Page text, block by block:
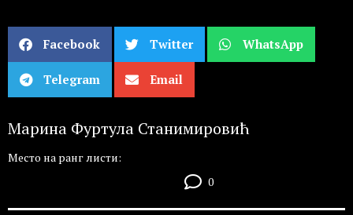
Facebook Twitter WhatsApp
Telegram Email
Марина Фуртула Станимировић
Место на ранг листи:
0